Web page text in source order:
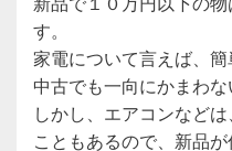
す。
家電について言えば、簡
中古でも一向にかまわな
しかし、エアコンなど
こともあるので、新品が